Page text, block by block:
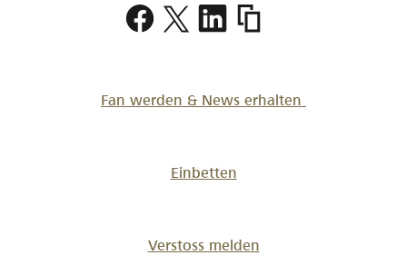
https://
theodora
Fan werden & News erhalten
Einbetten
Verstoss melden